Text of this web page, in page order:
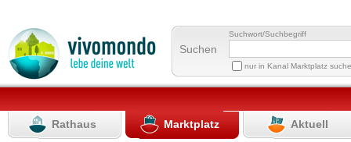
Suchen
Suchwort/Suchbegriff
nur in Kanal Marktplatz
Rathaus Marktplatz Aktuell